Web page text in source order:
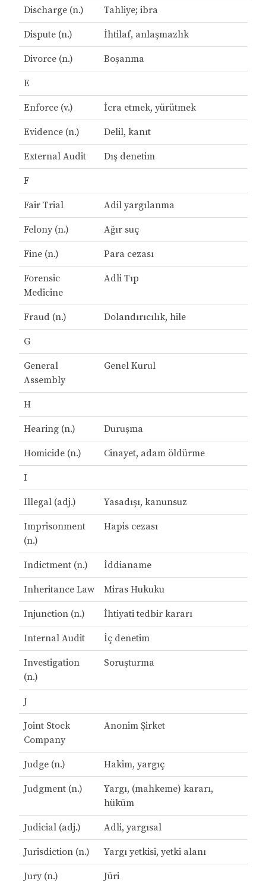
Discharge (n.) Tahliye; ibra
Dispute (n.) İhtilaf, anlaşmazlık
Divorce (n.) Boşanma
E
Enforce (v.) İcra etmek, yürütmek
Evidence (n.) Delil, kanıt
External Audit Dış denetim
F
Fair Trial Adil yargılanma
Felony (n.) Ağır suç
Fine (n.) Para cezası
Forensic
Medicine
Adli Tıp
Fraud (n.) Dolandırıcılık, hile
G
General
Assembly
Genel Kurul
H
Hearing (n.) Duruşma
Homicide (n.) Cinayet, adam öldürme
I
Illegal (adj.) Yasadışı, kanunsuz
Imprisonment
(n.)
Hapis cezası
Indictment (n.) İddianame
Inheritance Law Miras Hukuku
Injunction (n.) İhtiyati tedbir kararı
Internal Audit İç denetim
Investigation
(n.)
Soruşturma
J
Joint Stock
Company
Anonim Şirket
Judge (n.) Hakim, yargıç
Judgment (n.)
Yargı, (mahkeme) kararı,
hüküm
Judicial (adj.) Adli, yargısal
Jurisdiction (n.) Yargı yetkisi, yetki alanı
Jury (n.) Jüri